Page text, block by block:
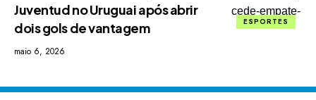
ESPORTES
Juventud no Uruguai após abrir
dois gols de vantagem
maio 6, 2026